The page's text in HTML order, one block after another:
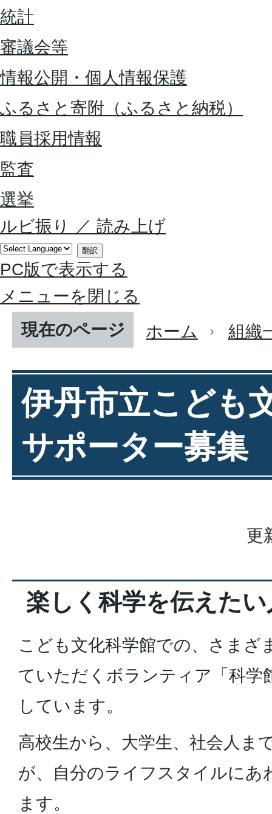
統計
審議会等
情報公開・個人情報保護
ふるさと寄附（ふるさと納税）
職員採用情報
監査
選挙
ルビ振り
／ 読み上げ
翻訳
PC版で表示する
メニューを閉じる
現在のページ
ホーム 組織
伊丹市立こども
サポーター募集
更
楽しく科学を伝えた
こども文化科学館での、さまざ
ていただくボランティア「科学
しています。
高校生から、大学生、社会人ま
が、自分のライフスタイルにあ
ます。